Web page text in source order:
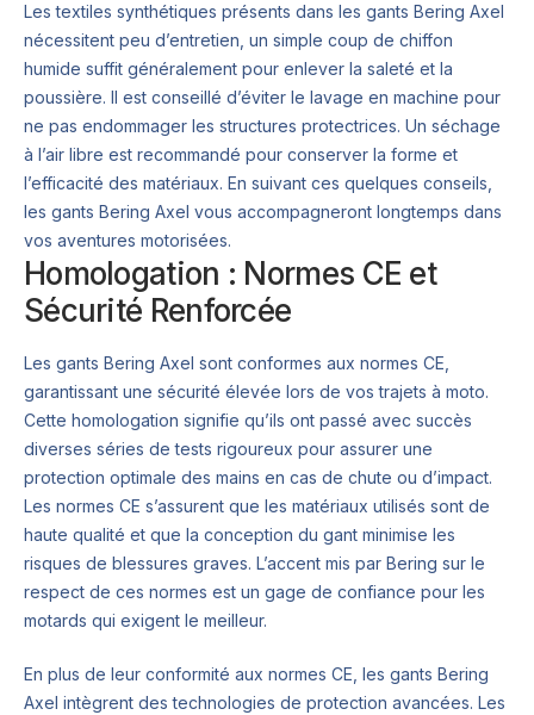
Les textiles synthétiques présents dans les gants Bering Axel
nécessitent peu d’entretien, un simple coup de chiffon
humide suffit généralement pour enlever la saleté et la
poussière. Il est conseillé d’éviter le lavage en machine pour
ne pas endommager les structures protectrices. Un séchage
à l’air libre est recommandé pour conserver la forme et
l’efficacité des matériaux. En suivant ces quelques conseils,
les gants Bering Axel vous accompagneront longtemps dans
vos aventures motorisées.
Homologation : Normes CE et
Sécurité Renforcée
Les gants Bering Axel sont conformes aux normes CE,
garantissant une sécurité élevée lors de vos trajets à moto.
Cette homologation signifie qu’ils ont passé avec succès
diverses séries de tests rigoureux pour assurer une
protection optimale des mains en cas de chute ou d’impact.
Les normes CE s’assurent que les matériaux utilisés sont de
haute qualité et que la conception du gant minimise les
risques de blessures graves. L’accent mis par Bering sur le
respect de ces normes est un gage de confiance pour les
motards qui exigent le meilleur.
En plus de leur conformité aux normes CE, les gants Bering
Axel intègrent des technologies de protection avancées. Les